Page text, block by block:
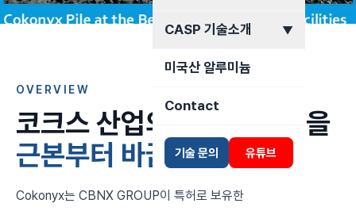
CASP 기술소개 ▼
미국산 알루미늄
Contact
기술 문의 유튜브
OVERVIEW
코크스 산업의 부정적 인식을
근본부터 바꿉니다.
Cokonyx는 CBNX GROUP이 특허로 보유한